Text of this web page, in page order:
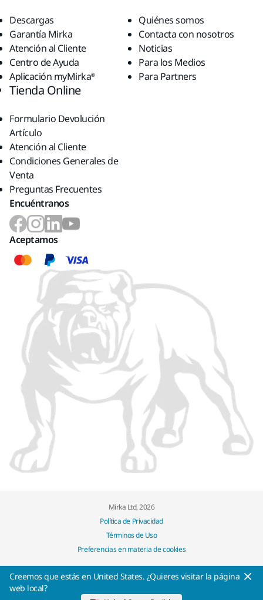
Descargas
Garantía Mirka
Atención al Cliente
Centro de Ayuda
Aplicación myMirka®
Quiénes somos
Contacta con nosotros
Noticias
Para los Medios
Para Partners
Tienda Online
Formulario Devolución
Artículo
Atención al Cliente
Condiciones Generales de
Venta
Preguntas Frecuentes
Encuéntranos
Aceptamos
Mirka Ltd, 2026
Política de Privacidad
Términos de Uso
Preferencias en materia de cookies
Creemos que estás en United States. ¿Quieres visitar la página
web local?